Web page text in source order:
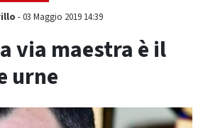
-03 Maggio 2019 14:39
via maestra è il
urne